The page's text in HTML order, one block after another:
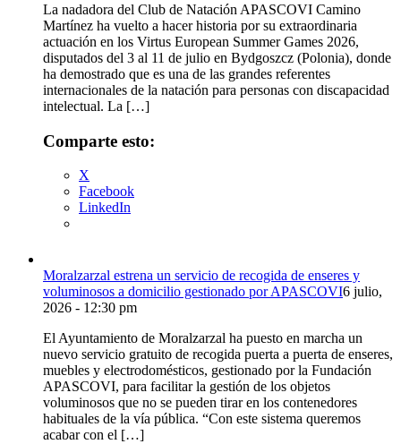
La nadadora del Club de Natación APASCOVI Camino
Martínez ha vuelto a hacer historia por su extraordinaria
actuación en los Virtus European Summer Games 2026,
disputados del 3 al 11 de julio en Bydgoszcz (Polonia), donde
ha demostrado que es una de las grandes referentes
internacionales de la natación para personas con discapacidad
intelectual. La […]
Comparte esto:
X
Facebook
LinkedIn
Moralzarzal estrena un servicio de recogida de enseres y
voluminosos a domicilio gestionado por APASCOVI6 julio,
2026 - 12:30 pm
El Ayuntamiento de Moralzarzal ha puesto en marcha un
nuevo servicio gratuito de recogida puerta a puerta de enseres,
muebles y electrodomésticos, gestionado por la Fundación
APASCOVI, para facilitar la gestión de los objetos
voluminosos que no se pueden tirar en los contenedores
habituales de la vía pública. “Con este sistema queremos
acabar con el […]